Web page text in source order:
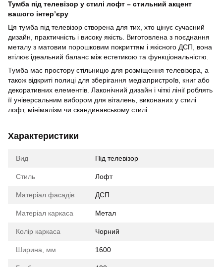
Тумба під телевізор у стилі лофт – стильний акцент
вашого інтер’єру
Ця тумба під телевізор створена для тих, хто цінує сучасний
дизайн, практичність і високу якість. Виготовлена з поєднання
металу з матовим порошковим покриттям і якісного ДСП, вона
втілює ідеальний баланс між естетикою та функціональністю.
Тумба має простору стільницю для розміщення телевізора, а
також відкриті полиці для зберігання медіапристроїв, книг або
декоративних елементів. Лаконічний дизайн і чіткі лінії роблять
її універсальним вибором для віталень, виконаних у стилі
лофт, мінімалізм чи скандинавському стилі.
Характеристики
Вид Під телевізор
Стиль Лофт
Матеріал фасадів ДСП
Матеріал каркаса Метал
Колір каркаса Чорний
Ширина, мм 1600